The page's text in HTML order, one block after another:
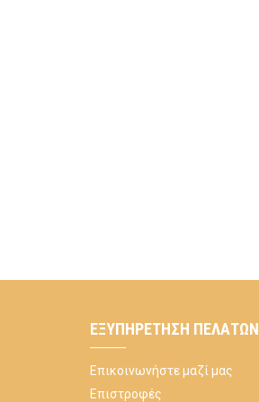
ΕΞΥΠΗΡΈΤΗΣΗ ΠΕΛΑΤΏΝ
Επικοινωνήστε μαζί μας
Επιστροφές